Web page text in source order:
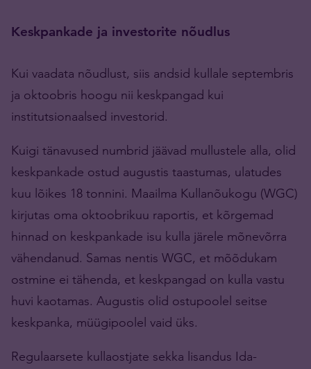
Keskpankade ja investorite nõudlus
Kui vaadata nõudlust, siis andsid kullale septembris
ja oktoobris hoogu nii keskpangad kui
institutsionaalsed investorid.
Kuigi tänavused numbrid jäävad mullustele alla, olid
keskpankade ostud augustis taastumas, ulatudes
kuu lõikes 18 tonnini. Maailma Kullanõukogu (WGC)
kirjutas oma oktoobrikuu raportis, et kõrgemad
hinnad on keskpankade isu kulla järele mõnevõrra
vähendanud. Samas nentis WGC, et mõõdukam
ostmine ei tähenda, et keskpangad on kulla vastu
huvi kaotamas. Augustis olid ostupoolel seitse
keskpanka, müügipoolel vaid üks.
Regulaarsete kullaostjate sekka lisandus Ida-